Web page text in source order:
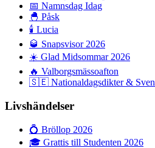
📅 Namnsdag Idag
🐣 Påsk
🕯️ Lucia
🥃 Snapsvisor 2026
☀️ Glad Midsommar 2026
🔥 Valborgsmässoafton
🇸🇪 Nationaldagsdikter &
Livshändelser
💍 Bröllop 2026
🎓 Grattis till Studenten 2026